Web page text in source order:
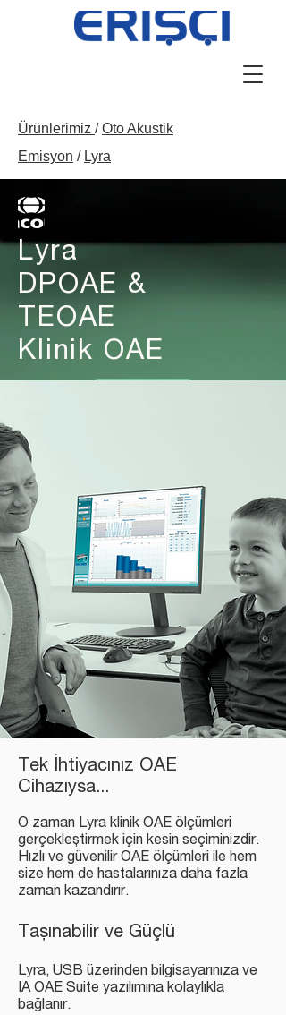
Ürünlerimiz /Oto Akustik
Emisyon / Lyra
Lyra
DPOAE &
TEOAE
Klinik OAE
Tek İhtiyacınız OAE
Cihazıysa...
O zaman Lyra klinik OAE ölçümleri
gerçekleştirmek için kesin seçiminizdir.
Hızlı ve güvenilir OAE ölçümleri ile hem
size hem de hastalarınıza daha fazla
zaman kazandırır.
Taşınabilir ve Güçlü
Lyra, USB üzerinden bilgisayarınıza ve
IA OAE Suite yazılımına kolaylıkla
bağlanır.